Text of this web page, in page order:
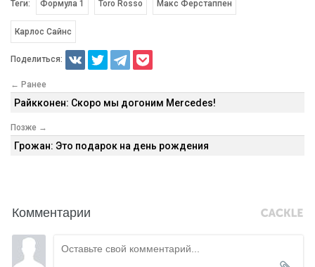
Теги: Формула 1 Toro Rosso Макс Ферстаппен
Карлос Сайнс
Поделиться:
← Ранее
Райкконен: Скоро мы догоним Mercedes!
Позже →
Грожан: Это подарок на день рождения
Комментарии